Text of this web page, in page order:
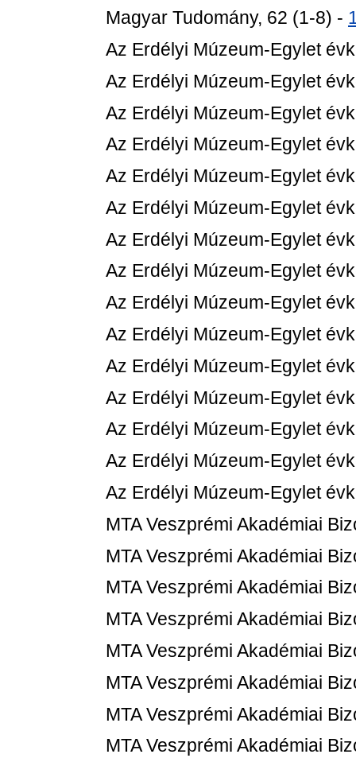
Magyar Tudomány, 62 (1-8) -
Az Erdélyi Múzeum-Egylet
Az Erdélyi Múzeum-Egylet
Az Erdélyi Múzeum-Egylet
Az Erdélyi Múzeum-Egylet
Az Erdélyi Múzeum-Egylet
Az Erdélyi Múzeum-Egylet
Az Erdélyi Múzeum-Egylet
Az Erdélyi Múzeum-Egylet
Az Erdélyi Múzeum-Egylet
Az Erdélyi Múzeum-Egylet
Az Erdélyi Múzeum-Egylet
Az Erdélyi Múzeum-Egylet
Az Erdélyi Múzeum-Egylet
Az Erdélyi Múzeum-Egylet
Az Erdélyi Múzeum-Egylet
MTA Veszprémi Akadémiai
MTA Veszprémi Akadémiai
MTA Veszprémi Akadémiai
MTA Veszprémi Akadémiai
MTA Veszprémi Akadémiai
MTA Veszprémi Akadémiai
MTA Veszprémi Akadémiai
MTA Veszprémi Akadémiai